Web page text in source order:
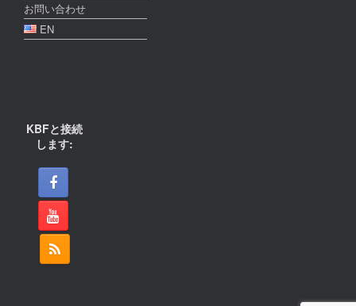
お問い合わせ
EN
KBFと接続
します: